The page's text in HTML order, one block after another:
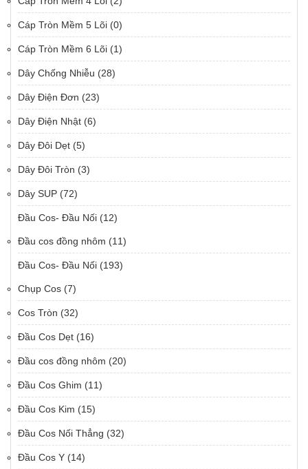
Cáp Tròn Mềm 5 Lõi (0)
Cáp Tròn Mềm 6 Lõi (1)
Dây Chống Nhiễu (28)
Dây Điện Đơn (23)
Dây Điện Nhật (6)
Dây Đôi Dẹt (5)
Dây Đôi Tròn (3)
Dây SUP (72)
Đầu Cos- Đầu Nối (12)
Đầu cos đồng nhôm (11)
Đầu Cos- Đầu Nối (193)
Chụp Cos (7)
Cos Tròn (32)
Đầu Cos Dẹt (16)
Đầu cos đồng nhôm (20)
Đầu Cos Ghim (11)
Đầu Cos Kim (15)
Đầu Cos Nối Thẳng (32)
Đầu Cos Y (14)